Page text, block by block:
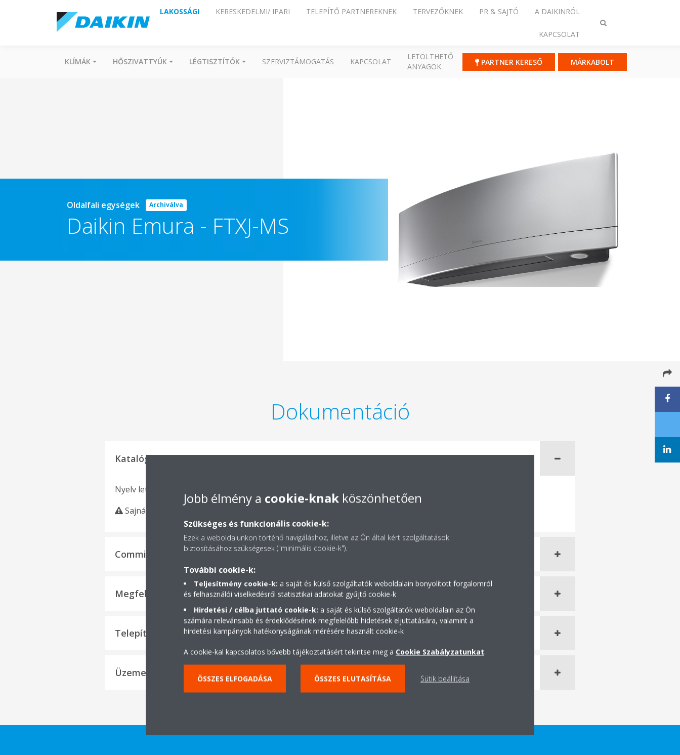
Keresés
LAKOSSÁGI KERESKEDELMI/ IPARI TELEPÍTŐ PARTNEREKNEK TERVEZŐKNEK PR & SAJTÓ A DAIKINRÓL
KAPCSOLAT
KLÍMÁK HŐSZIVATTYÚK LÉGTISZTÍTÓK SZERVIZTÁMOGATÁS KAPCSOLAT
LETÖLTHETŐ
ANYAGOK
PARTNER KERESŐ MÁRKABOLT
Oldalfali egységek Archiválva
Daikin Emura - FTXJ-MS
Dokumentáció
Katalógus
Nyelv letöltése
Sajnáljuk, nem található dokumentum ebben a kategóriában.
Commissioning Checklist
Megfelelőségi nyilatkozat
Telepítési kézikönyv
Üzemeltetési kézikönyv
Jobb élmény a cookie-knak köszönhetően
Szükséges és funkcionális cookie-k:
Ezek a weboldalunkon történő navigáláshoz, illetve az Ön által kért szolgáltatások
biztosításához szükségesek ("minimális cookie-k").
További cookie-k:
Teljesítmény cookie-k: a saját és külső szolgáltatók weboldalain bonyolított forgalomról
és felhasználói viselkedésről statisztikai adatokat gyűjtő cookie-k
Hirdetési / célba juttató cookie-k: a saját és külső szolgáltatók weboldalain az Ön
számára relevánsabb és érdeklődésének megfelelőbb hidetések eljuttatására, valamint a
hirdetési kampányok hatékonyságának mérésére használt cookie-k
A cookie-kal kapcsolatos bővebb tájékoztatásért tekintse meg a Cookie Szabályzatunkat.
ÖSSZES ELFOGADÁSA ÖSSZES ELUTASÍTÁSA Sütik beállítása